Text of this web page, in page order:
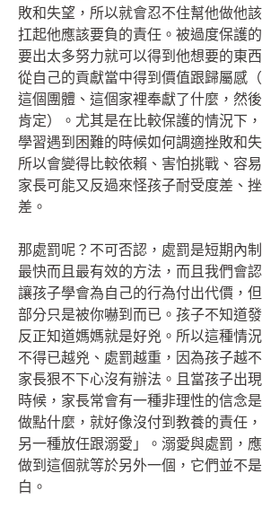
敗和失望，所以就會忍不住幫他做他該
扛起他應該要負的責任。被過度保護
要出太多努力就可以得到他想要的東
從自己的貢獻當中得到價值跟歸屬感
這個團體、這個家裡奉獻了什麼，然
肯定）。尤其是在比較保護的情況下
學習遇到困難的時候如何調適挫敗和失
所以會變得比較依賴、害怕挑戰、容
家長可能又反過來怪孩子耐受度差、
差。
那處罰呢？不可否認，處罰是短期內
最快而且最有效的方法，而且我們會
讓孩子學會為自己的行為付出代價，
部分只是被你嚇到而已。孩子不知道發
反正知道媽媽就是好兇。所以這種情
不得已越兇、處罰越重，因為孩子越
家長狠不下心沒有辦法。且當孩子出
時候，家長常會有一種非理性的信念
做點什麼，就好像沒付到教養的責任
另一種放任跟溺愛」。溺愛與處罰，
做到這個就等於另外一個，它們並不
白。